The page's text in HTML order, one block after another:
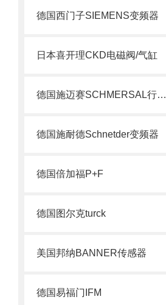
德国西门子SIEMENS变频器
日本喜开理CKD电磁阀/气缸
德国施迈赛SCHMERSAL行程开关
德国施耐德Schnetder变频器
德国倍加福P+F
德国图尔克turck
美国邦纳BANNER传感器
德国易福门IFM